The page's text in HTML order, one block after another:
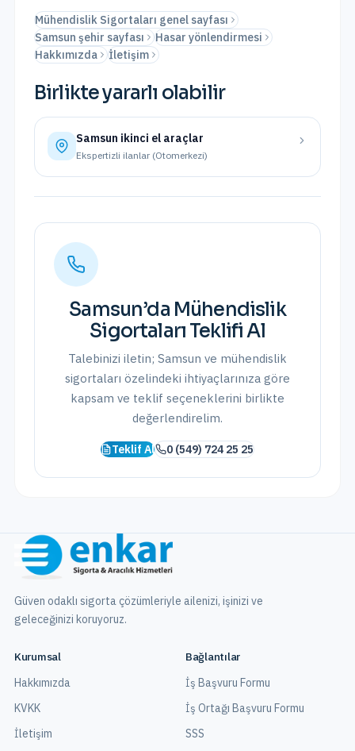
Mühendislik Sigortaları genel sayfası
Samsun şehir sayfası
Hasar yönlendirmesi
Hakkımızda
İletişim
Birlikte yararlı olabilir
Samsun ikinci el araçlar
Ekspertizli ilanlar (Otomerkezi)
Samsun’da Mühendislik
Sigortaları Teklifi Al
Talebinizi iletin; Samsun ve mühendislik
sigortaları özelindeki ihtiyaçlarınıza göre
kapsam ve teklif seçeneklerini birlikte
değerlendirelim.
Teklif Al 0 (549) 724 25 25
Güven odaklı sigorta çözümleriyle ailenizi, işinizi ve
geleceğinizi koruyoruz.
Kurumsal
Hakkımızda
KVKK
İletişim
Bağlantılar
İş Başvuru Formu
İş Ortağı Başvuru Formu
SSS